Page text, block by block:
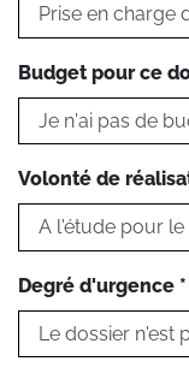
Budget pour ce
Volonté de
Degré d'urgence *